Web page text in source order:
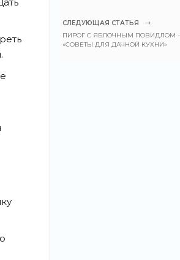
СЛЕДУЮЩАЯ СТАТЬЯ
ПИРОГ С ЯБЛОЧНЫМ ПОВИДЛОМ -
«СОВЕТЫ ДЛЯ ДАЧНОЙ КУХНИ»